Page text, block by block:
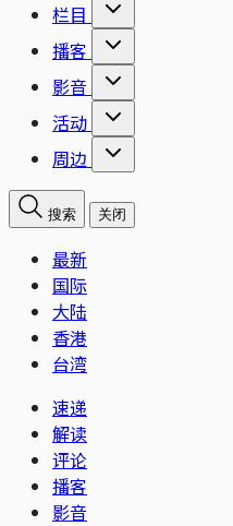
栏目
播客
影音
活动
周边
搜索 关闭
最新
国际
大陆
香港
台湾
速递
解读
评论
播客
影音